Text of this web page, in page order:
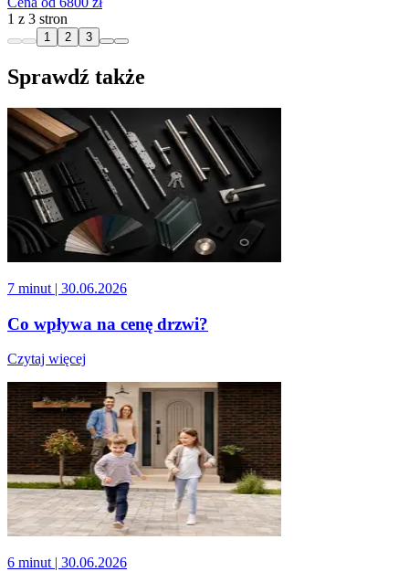
1 z 3 stron
1 2 3
Sprawdź także
7 minut | 30.06.2026
Co wpływa na cenę drzwi?
Czytaj więcej
6 minut | 30.06.2026